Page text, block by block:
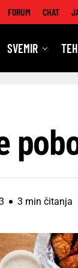
FORUM CHAT
SVEMIR
3 min čitanja